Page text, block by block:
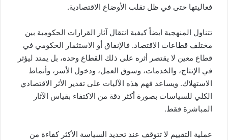
فعاليتها حتى في ظل تقلب الأوضاع الاقتصادية.
تتناول المنهجية ايضاً كيفية انتقال آثار القرارات الحكومية بين
مختلف قطاعات الاقتصاد. فالإنفاق أو الاستثمار الحكومي في
قطاع معين لا يقتصر أثره على ذلك القطاع وحده، بل يمتد ليؤثر
في الإنتاج، والخدمات، وسوق العمل، ودخول الأسر، وأنماط
الاستهلاك. ويساعد فهم هذه الآليات على تقدير الأثر الاقتصادي
الكلي للسياسات بصورة أكثر دقة من الاكتفاء بقياس الآثار
المباشرة فقط.
عملية التقييم لا تتوقف عند تحديد السياسة الأكثر كفاءة من